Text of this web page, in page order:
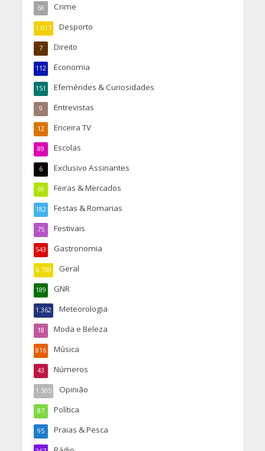
Crime
68
Desporto
1.017
Direito
7
Economia
112
Efemérides & Curiosidades
151
Entrevistas
9
Ericeira TV
12
Escolas
89
Exclusivo Assinantes
6
Feiras & Mercados
69
Festas & Romarias
182
Festivais
75
Gastronomia
543
Geral
6.769
GNR
189
Meteorologia
1.362
Moda e Beleza
18
Música
816
Números
43
Opinião
1.505
Política
87
Praias & Pesca
95